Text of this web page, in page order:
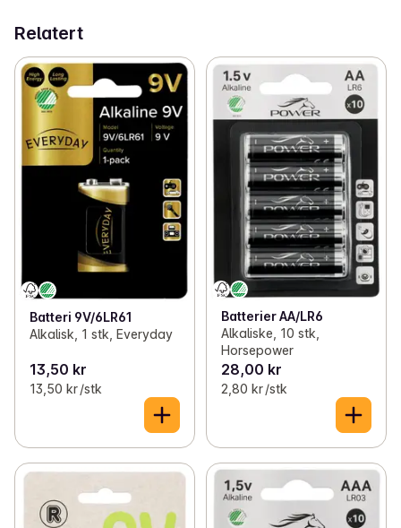
Relatert
Batteri 9V/6LR61
Alkalisk, 1 stk, Everyday
13,50 kr
13,50 kr /stk
Batterier AA/LR6
Alkaliske, 10 stk,
Horsepower
28,00 kr
2,80 kr /stk